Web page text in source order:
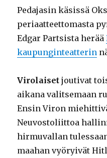
Pedajasin käsissä
periaatteettomasta
Edgar Partsista herää
kaupunginteatterin
Virolaiset joutivat
aikana valitsemaan
Ensin Viron
Neuvostoliittoa
hirmuvallan
maahan vyöryivät